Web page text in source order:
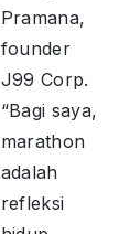
Pramana,
founder
J99 Corp.
“Bagi saya,
marathon
adalah
refleksi